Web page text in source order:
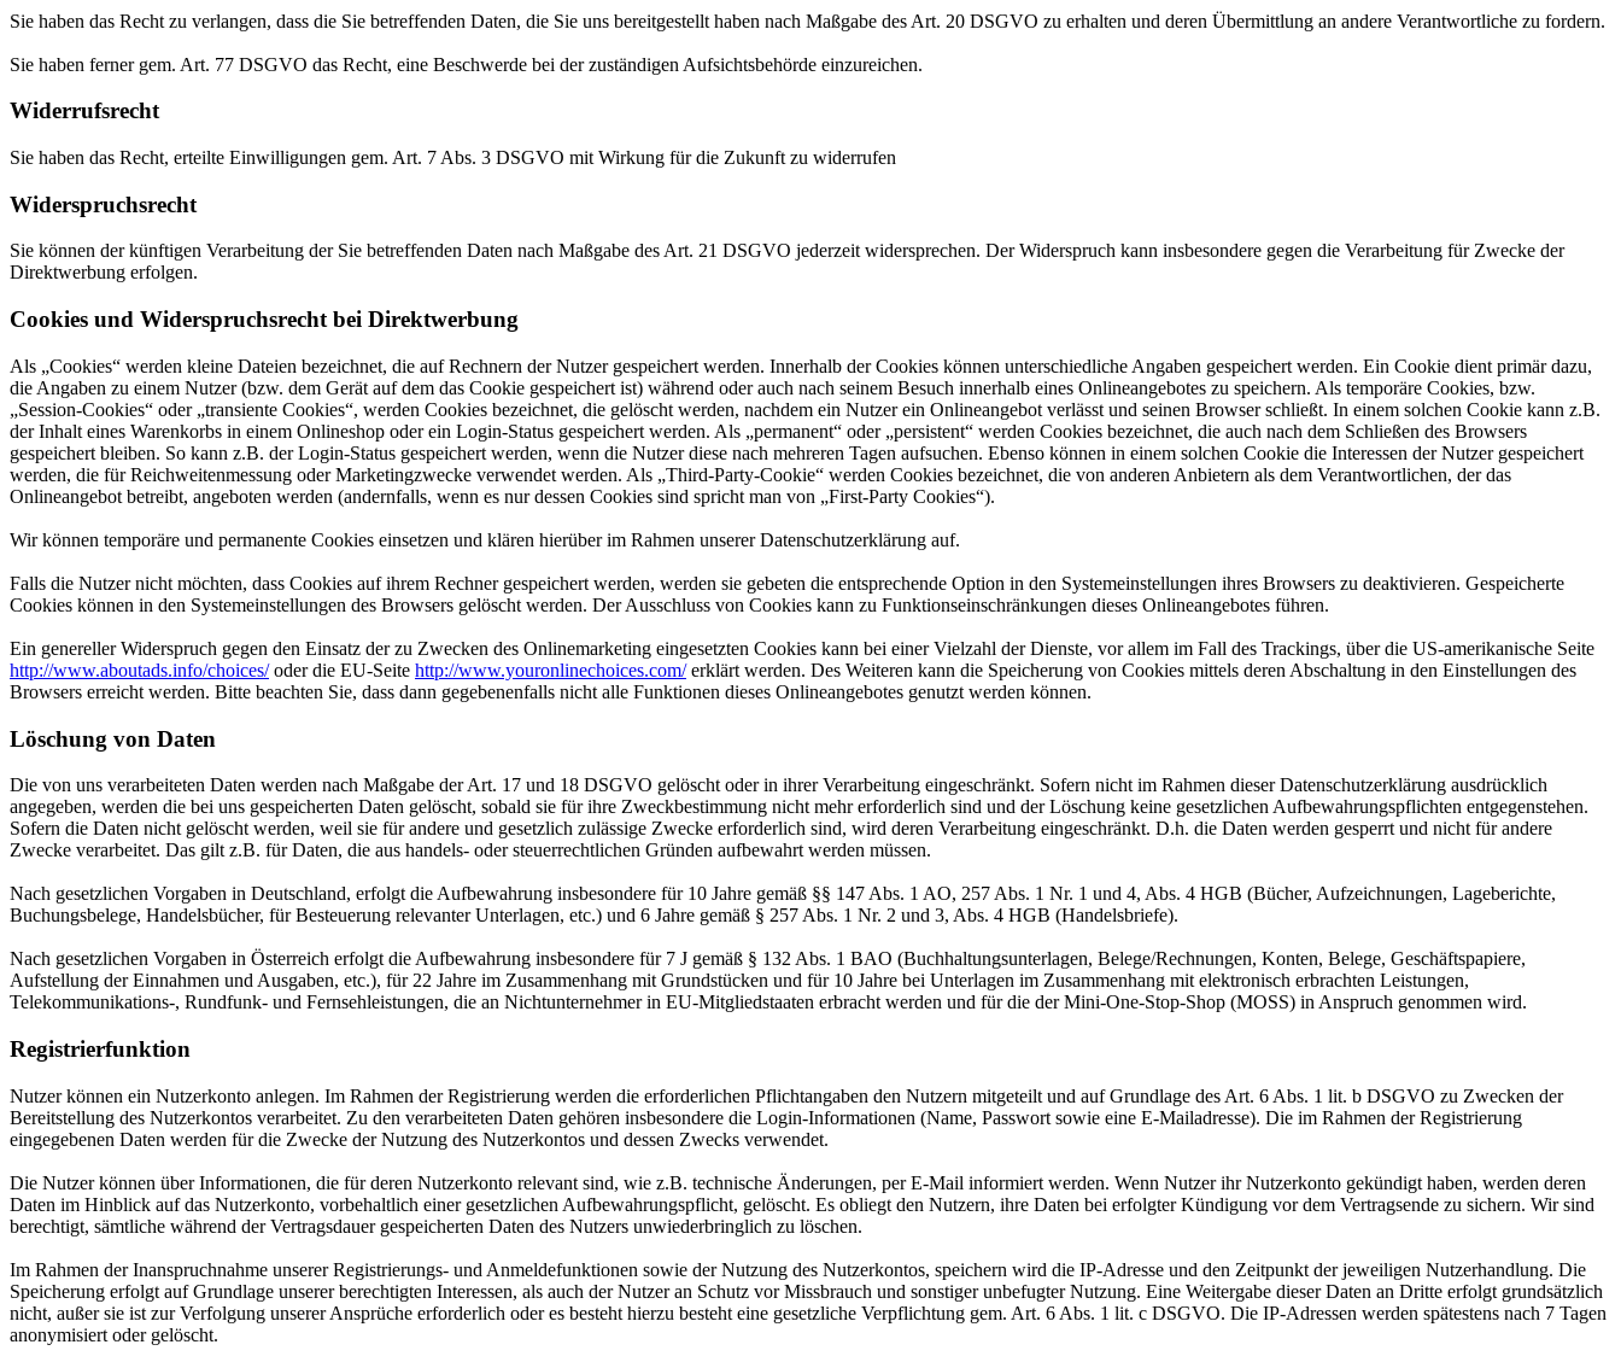
Sie haben das Recht zu verlangen, dass die Sie betreffenden Daten, die Sie uns bereitgestellt haben nach Maßgabe des Art. 20 DSGVO zu erhalten und deren Übermittlung an andere Verantwortliche zu fordern.
Sie haben ferner gem. Art. 77 DSGVO das Recht, eine Beschwerde bei der zuständigen Aufsichtsbehörde einzureichen.
Widerrufsrecht
Sie haben das Recht, erteilte Einwilligungen gem. Art. 7 Abs. 3 DSGVO mit Wirkung für die Zukunft zu widerrufen
Widerspruchsrecht
Sie können der künftigen Verarbeitung der Sie betreffenden Daten nach Maßgabe des Art. 21 DSGVO jederzeit widersprechen. Der Widerspruch kann insbesondere gegen die Verarbeitung für Zwecke der
Direktwerbung erfolgen.
Cookies und Widerspruchsrecht bei Direktwerbung
Als „Cookies“ werden kleine Dateien bezeichnet, die auf Rechnern der Nutzer gespeichert werden. Innerhalb der Cookies können unterschiedliche Angaben gespeichert werden. Ein Cookie dient primär dazu,
die Angaben zu einem Nutzer (bzw. dem Gerät auf dem das Cookie gespeichert ist) während oder auch nach seinem Besuch innerhalb eines Onlineangebotes zu speichern. Als temporäre Cookies, bzw.
„Session-Cookies“ oder „transiente Cookies“, werden Cookies bezeichnet, die gelöscht werden, nachdem ein Nutzer ein Onlineangebot verlässt und seinen Browser schließt. In einem solchen Cookie kann z.B.
der Inhalt eines Warenkorbs in einem Onlineshop oder ein Login-Status gespeichert werden. Als „permanent“ oder „persistent“ werden Cookies bezeichnet, die auch nach dem Schließen des Browsers
gespeichert bleiben. So kann z.B. der Login-Status gespeichert werden, wenn die Nutzer diese nach mehreren Tagen aufsuchen. Ebenso können in einem solchen Cookie die Interessen der Nutzer gespeichert
werden, die für Reichweitenmessung oder Marketingzwecke verwendet werden. Als „Third-Party-Cookie“ werden Cookies bezeichnet, die von anderen Anbietern als dem Verantwortlichen, der das
Onlineangebot betreibt, angeboten werden (andernfalls, wenn es nur dessen Cookies sind spricht man von „First-Party Cookies“).
Wir können temporäre und permanente Cookies einsetzen und klären hierüber im Rahmen unserer Datenschutzerklärung auf.
Falls die Nutzer nicht möchten, dass Cookies auf ihrem Rechner gespeichert werden, werden sie gebeten die entsprechende Option in den Systemeinstellungen ihres Browsers zu deaktivieren. Gespeicherte
Cookies können in den Systemeinstellungen des Browsers gelöscht werden. Der Ausschluss von Cookies kann zu Funktionseinschränkungen dieses Onlineangebotes führen.
Ein genereller Widerspruch gegen den Einsatz der zu Zwecken des Onlinemarketing eingesetzten Cookies kann bei einer Vielzahl der Dienste, vor allem im Fall des Trackings, über die US-amerikanische Seite
http://www.aboutads.info/choices/oder die EU-Seite http://www.youronlinechoices.com/erklärt werden. Des Weiteren kann die Speicherung von Cookies mittels deren Abschaltung in den Einstellungen des
Browsers erreicht werden. Bitte beachten Sie, dass dann gegebenenfalls nicht alle Funktionen dieses Onlineangebotes genutzt werden können.
Löschung von Daten
Die von uns verarbeiteten Daten werden nach Maßgabe der Art. 17 und 18 DSGVO gelöscht oder in ihrer Verarbeitung eingeschränkt. Sofern nicht im Rahmen dieser Datenschutzerklärung ausdrücklich
angegeben, werden die bei uns gespeicherten Daten gelöscht, sobald sie für ihre Zweckbestimmung nicht mehr erforderlich sind und der Löschung keine gesetzlichen Aufbewahrungspflichten entgegenstehen.
Sofern die Daten nicht gelöscht werden, weil sie für andere und gesetzlich zulässige Zwecke erforderlich sind, wird deren Verarbeitung eingeschränkt. D.h. die Daten werden gesperrt und nicht für andere
Zwecke verarbeitet. Das gilt z.B. für Daten, die aus handels- oder steuerrechtlichen Gründen aufbewahrt werden müssen.
Nach gesetzlichen Vorgaben in Deutschland, erfolgt die Aufbewahrung insbesondere für 10 Jahre gemäß §§ 147 Abs. 1 AO, 257 Abs. 1 Nr. 1 und 4, Abs. 4 HGB (Bücher, Aufzeichnungen, Lageberichte,
Buchungsbelege, Handelsbücher, für Besteuerung relevanter Unterlagen, etc.) und 6 Jahre gemäß § 257 Abs. 1 Nr. 2 und 3, Abs. 4 HGB (Handelsbriefe).
Nach gesetzlichen Vorgaben in Österreich erfolgt die Aufbewahrung insbesondere für 7 J gemäß § 132 Abs. 1 BAO (Buchhaltungsunterlagen, Belege/Rechnungen, Konten, Belege, Geschäftspapiere,
Aufstellung der Einnahmen und Ausgaben, etc.), für 22 Jahre im Zusammenhang mit Grundstücken und für 10 Jahre bei Unterlagen im Zusammenhang mit elektronisch erbrachten Leistungen,
Telekommunikations-, Rundfunk- und Fernsehleistungen, die an Nichtunternehmer in EU-Mitgliedstaaten erbracht werden und für die der Mini-One-Stop-Shop (MOSS) in Anspruch genommen wird.
Registrierfunktion
Nutzer können ein Nutzerkonto anlegen. Im Rahmen der Registrierung werden die erforderlichen Pflichtangaben den Nutzern mitgeteilt und auf Grundlage des Art. 6 Abs. 1 lit. b DSGVO zu Zwecken der
Bereitstellung des Nutzerkontos verarbeitet. Zu den verarbeiteten Daten gehören insbesondere die Login-Informationen (Name, Passwort sowie eine E-Mailadresse). Die im Rahmen der Registrierung
eingegebenen Daten werden für die Zwecke der Nutzung des Nutzerkontos und dessen Zwecks verwendet.
Die Nutzer können über Informationen, die für deren Nutzerkonto relevant sind, wie z.B. technische Änderungen, per E-Mail informiert werden. Wenn Nutzer ihr Nutzerkonto gekündigt haben, werden deren
Daten im Hinblick auf das Nutzerkonto, vorbehaltlich einer gesetzlichen Aufbewahrungspflicht, gelöscht. Es obliegt den Nutzern, ihre Daten bei erfolgter Kündigung vor dem Vertragsende zu sichern. Wir sind
berechtigt, sämtliche während der Vertragsdauer gespeicherten Daten des Nutzers unwiederbringlich zu löschen.
Im Rahmen der Inanspruchnahme unserer Registrierungs- und Anmeldefunktionen sowie der Nutzung des Nutzerkontos, speichern wird die IP-Adresse und den Zeitpunkt der jeweiligen Nutzerhandlung. Die
Speicherung erfolgt auf Grundlage unserer berechtigten Interessen, als auch der Nutzer an Schutz vor Missbrauch und sonstiger unbefugter Nutzung. Eine Weitergabe dieser Daten an Dritte erfolgt grundsätzlich
nicht, außer sie ist zur Verfolgung unserer Ansprüche erforderlich oder es besteht hierzu besteht eine gesetzliche Verpflichtung gem. Art. 6 Abs. 1 lit. c DSGVO. Die IP-Adressen werden spätestens nach 7 Tagen
anonymisiert oder gelöscht.